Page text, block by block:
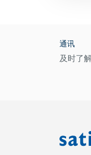
通讯
及时了